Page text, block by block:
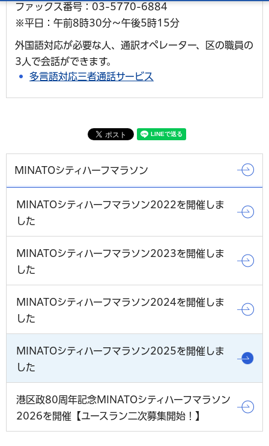
ファックス番号：03-5770-6884
※平日：午前8時30分〜午後5時15分
外国語対応が必要な人、通訳オペレーター、区の職員の
3人で会話ができます。
多言語対応三者通話サービス
MINATOシティハーフマラソン
MINATOシティハーフマラソン2022を開催しま
した
MINATOシティハーフマラソン2023を開催しま
した
MINATOシティハーフマラソン2024を開催しま
した
MINATOシティハーフマラソン2025を開催しま
した
港区政80周年記念MINATOシティハーフマラソン
2026を開催【ユースラン二次募集開始！】